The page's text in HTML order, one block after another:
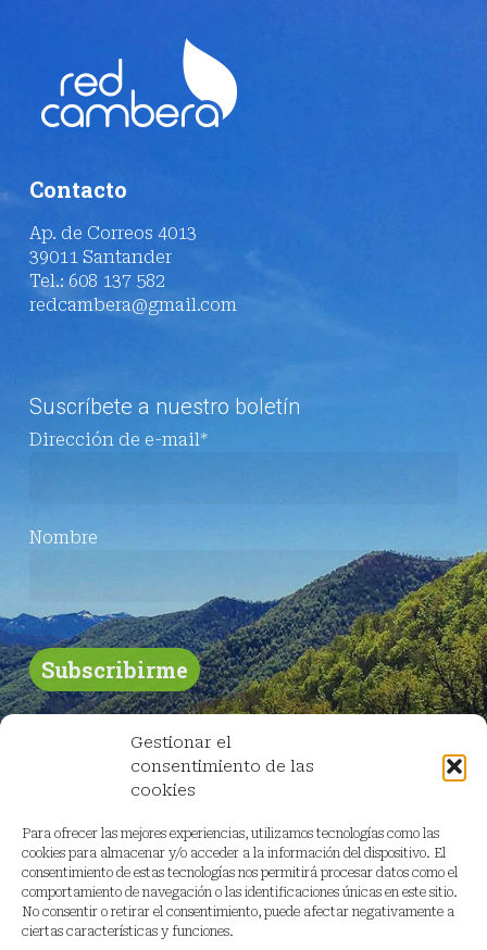
Gestionar el
consentimiento de las
cookies
Para ofrecer las mejores experiencias, utilizamos tecnologías como las
cookies para almacenar y/o acceder a la información del dispositivo. El
consentimiento de estas tecnologías nos permitirá procesar datos como el
comportamiento de navegación o las identificaciones únicas en este sitio.
No consentir o retirar el consentimiento, puede afectar negativamente a
ciertas características y funciones.
Contacto
Ap. de Correos 4013
39011 Santander
Tel.: 608 137 582
redcambera@gmail.com
Suscríbete a nuestro boletín
Dirección de e-mail*
Nombre